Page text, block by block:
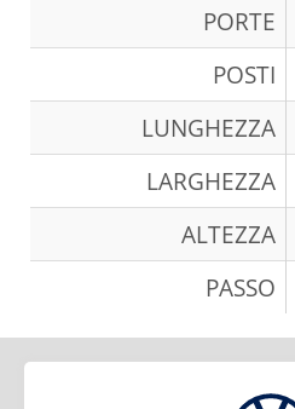
PORTE
POSTI
LUNGHEZZA
LARGHEZZA
ALTEZZA
PASSO